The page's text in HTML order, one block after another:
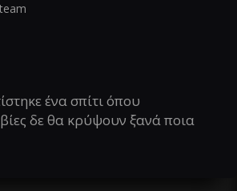
ένα σπίτι όπου
δε θα κρύψουν ξανά ποια